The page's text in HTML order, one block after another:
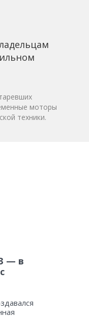
моторы
техники.
— в